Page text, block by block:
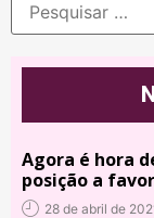
Agora é hora
posição a
28 de abril de